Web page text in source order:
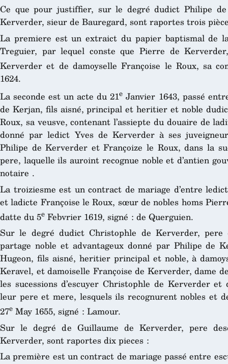
Ce que pour justiffier, sur le degré dudict Philipe
Kerverder, sieur de Bauregard, sont raportes trois
La premiere est un extraict du papier baptismal de
Treguier, par lequel conste que Pierre de
Kerverder et de damoyselle Françoise le Roux, sa
1624.
La seconde est un acte du 21e Janvier 1643, passé
de Kerjan, fils aisné, principal et heritier et noble
Roux, sa veusve, contenant l’assiepte du douaire de
donné par ledict Yves de Kerverder à ses
Philipe de Kerverder et Françoize le Roux, dans la
pere, laquelle ils auroint recognue noble et d’antien
notaire .
La troiziesme est un contract de mariage d’entre
et ladicte Françoise le Roux, sœur de nobles homs
datte du 5e Febvrier 1619, signé : de Querguien.
Sur le degré dudict Christophle de Kerverder, pere
partage noble et advantageux donné par Philipe de
Hugeon, fils aisné, heritier principal et noble, à
Keravel, et damoiselle Françoise de Kerverder, dame
les sucessions d’escuyer Christophle de Kerverder et
leur pere et mere, lesquels ils recognurent nobles et
27e May 1655, signé : Lamour.
Sur le degré de Guillaume de Kerverder, pere
Kerverder, sont raportes dix pieces :
La première est un contract de mariage passé entre